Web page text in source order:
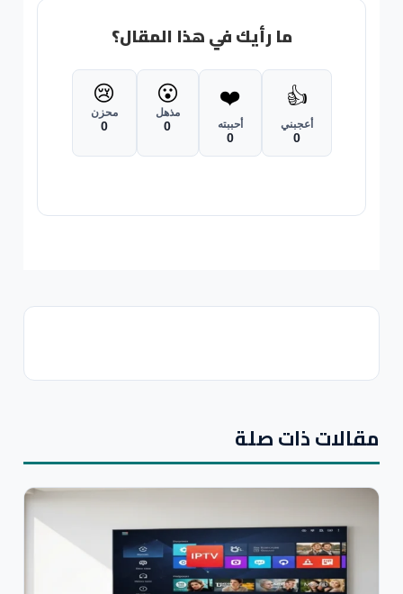
ما رأيك في هذا المقال؟
👍
أعجبني
0
❤️
أحببته
0
😮
مذهل
0
😢
محزن
0
مقالات ذات صلة